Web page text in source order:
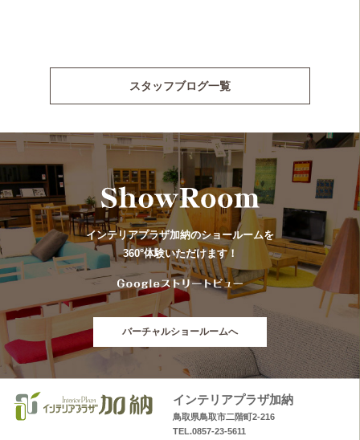
スタッフブログ一覧
インテリアプラザ加納のショールームを
360°体験いただけます！
バーチャルショールームへ
インテリアプラザ加納
鳥取県鳥取市二階町2-216
TEL.0857-23-5611